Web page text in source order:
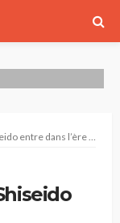
l’ère de la neuroscience